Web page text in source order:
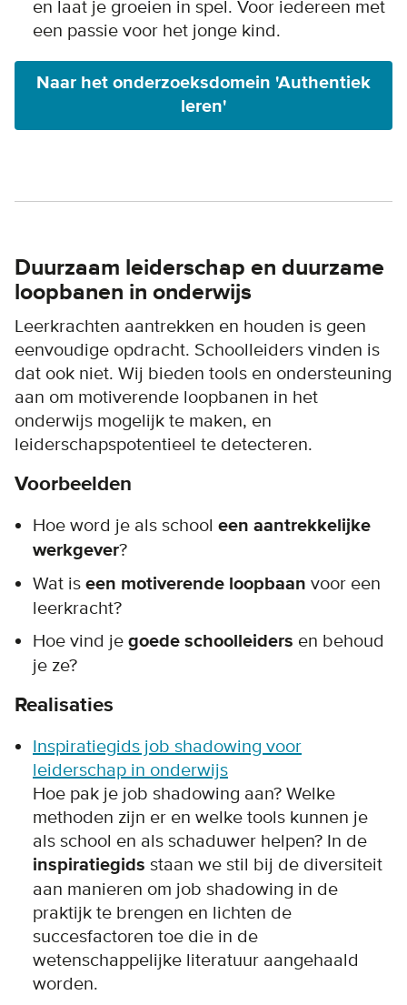
en laat je groeien in spel. Voor iedereen met
een passie voor het jonge kind.
Naar het onderzoeksdomein 'Authentiek
leren'
Duurzaam leiderschap en duurzame
loopbanen in onderwijs
Leerkrachten aantrekken en houden is geen
eenvoudige opdracht. Schoolleiders vinden is
dat ook niet. Wij bieden tools en ondersteuning
aan om motiverende loopbanen in het
onderwijs mogelijk te maken, en
leiderschapspotentieel te detecteren.
Voorbeelden
Hoe word je als school een aantrekkelijke
werkgever?
Wat is een motiverende loopbaan voor een
leerkracht?
Hoe vind je goede schoolleiders en behoud
je ze?
Realisaties
Inspiratiegids job shadowing voor
leiderschap in onderwijs
Hoe pak je job shadowing aan? Welke
methoden zijn er en welke tools kunnen je
als school en als schaduwer helpen? In de
inspiratiegids staan we stil bij de diversiteit
aan manieren om job shadowing in de
praktijk te brengen en lichten de
succesfactoren toe die in de
wetenschappelijke literatuur aangehaald
worden.